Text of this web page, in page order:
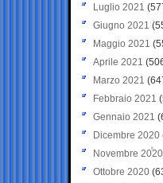
Luglio 2021
Giugno 2021
Maggio 2021
Aprile 2021
Marzo 2021
Febbraio 2021
Gennaio 2021
Dicembre 2020
Novembre 2020
Ottobre 2020